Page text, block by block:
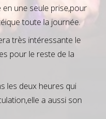
une seule prise,pour
toute la journée.
très intéressante le
pour le reste de la
les deux heures qui
a aussi son